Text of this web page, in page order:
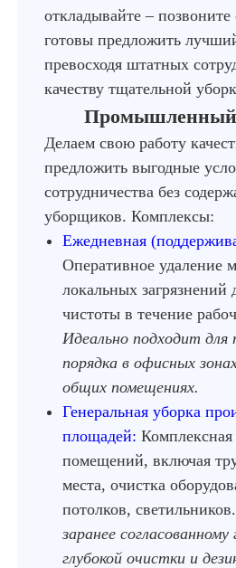
откладывайте –
готовы предложить
превосходя штатных
качеству тщательной
Промышленный
Делаем свою работу
предложить выгодные
сотрудничества без
уборщиков. Комплексы:
Ежедневная
Оперативное удаление
локальных загрязнений
чистоты в течение
Идеально подходит для
порядка в офисных
общих помещениях.
Генеральная уборка
площадей: Комплексная
помещений, включая
места, очистка
потолков, светильников.
заранее согласованному
глубокой очистки и